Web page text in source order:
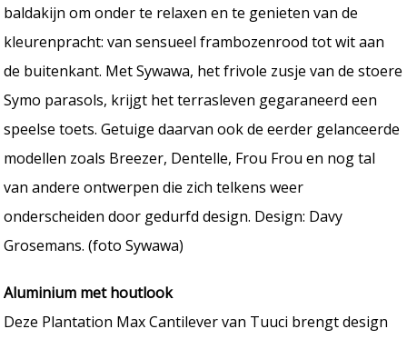
baldakijn om onder te relaxen en te genieten van de
kleurenpracht: van sensueel frambozenrood tot wit aan
de buitenkant. Met Sywawa, het frivole zusje van de stoere
Symo parasols, krijgt het terrasleven gegaraneerd een
speelse toets. Getuige daarvan ook de eerder gelanceerde
modellen zoals Breezer, Dentelle, Frou Frou en nog tal
van andere ontwerpen die zich telkens weer
onderscheiden door gedurfd design. Design: Davy
Grosemans. (foto Sywawa)
Aluminium met houtlook
Deze Plantation Max Cantilever van Tuuci brengt design